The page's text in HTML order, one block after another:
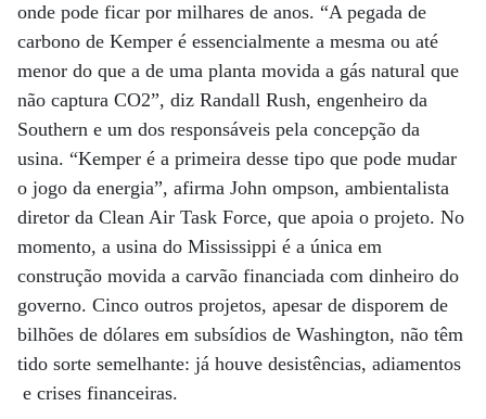
onde pode ficar por milhares de anos. “A pegada de
carbono de Kemper é essencialmente a mesma ou até
menor do que a de uma planta movida a gás natural que
não captura CO2”, diz Randall Rush, engenheiro da
Southern e um dos responsáveis pela concepção da
usina. “Kemper é a primeira desse tipo que pode mudar
o jogo da energia”, afirma John ompson, ambientalista
diretor da Clean Air Task Force, que apoia o projeto. No
momento, a usina do Mississippi é a única em
construção movida a carvão financiada com dinheiro do
governo. Cinco outros projetos, apesar de disporem de
bilhões de dólares em subsídios de Washington, não têm
tido sorte semelhante: já houve desistências, adiamentos
e crises financeiras.